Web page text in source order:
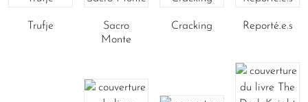
Trufje
Sacro
Monte
Cracking Reporté.e.s